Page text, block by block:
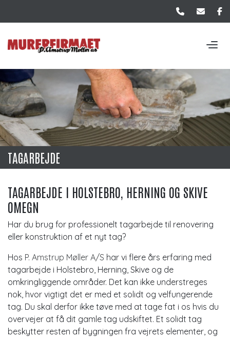
TAGARBEJDE
TAGARBEJDE I HOLSTEBRO, HERNING OG SKIVE
OMEGN
Har du brug for professionelt tagarbejde til renovering
eller konstruktion af et nyt tag?
Hos P. Amstrup Møller A/S har vi flere års erfaring med
tagarbejde i Holstebro, Herning, Skive og de
omkringliggende områder. Det kan ikke understreges
nok, hvor vigtigt det er med et solidt og velfungerende
tag. Du skal derfor ikke tøve med at tage fat i os hvis du
overvejer at få dit gamle tag udskiftet. Et solidt tag
beskytter resten af bygningen fra vejrets elementer, og